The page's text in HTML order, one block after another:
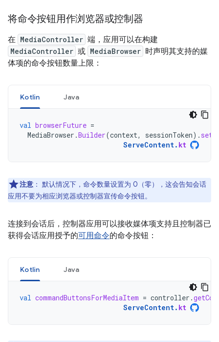
将命令按钮用作浏览器或控制器
在 MediaController 端，应用可以在构建
MediaController 或 MediaBrowser 时声明其支持的媒
体项的命令按钮数量上限：
Kotlin Java
val browserFuture =
MediaBrowser .Builder(context, sessionToken).
ServeContent. kt
注意 ： 默认情况下，命令数量设置为 0（零），这会告知会话
应用不要为相应浏览器或控制器宣传命令按钮。
连接到会话后，控制器应用可以接收媒体项支持且控制器已
获得会话应用授予的可用命令的命令按钮：
Kotlin Java
val commandButtonsForMediaItem = controller .
ServeContent. kt